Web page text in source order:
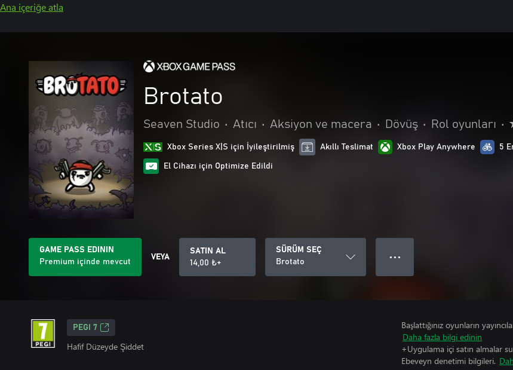
Ana içeriğe atla
Brotato
Seaven Studio • Atıcı • Aksiyon ve macera • Dövüş • Rol oyunları •
Xbox Series X|S için İyileştirilmiş Akıllı Teslimat Xbox Play Anywhere 5
El Cihazı için Optimize Edildi
GAME PASS EDININ
Premium içinde mevcut
VEYA
SATIN AL
14,00 ₺+
SÜRÜM SEÇ
Brotato
● ● ●
PEGI 7
Hafif Düzeyde Şiddet
Başlattığınız oyunların
Daha fazla bilgi edinin
+Uygulama içi satın almalar
Ebeveyn denetimi bilgileri.